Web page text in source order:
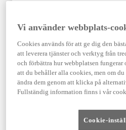
09-2023
Hybrid Bensin
Visa mer
409 900 kr
Från 4 920 kr/mån
Kontakta
Vi använder webbplats-
Cookies används för att ge dig den
att leverera tjänster och verktyg från
och förbättra hur webbplatsen
att du behåller alla cookies, men om
ändra dem genom att klicka på
Fullständig information finns i vår
Cookie-